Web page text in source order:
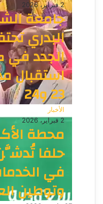
2 فبراير، 2026
جامعة
البدري
الجدد في
استقبال
23 و24
الأخبار
2 فبراير، 2026
محطة
حلفا
في
وتوطين